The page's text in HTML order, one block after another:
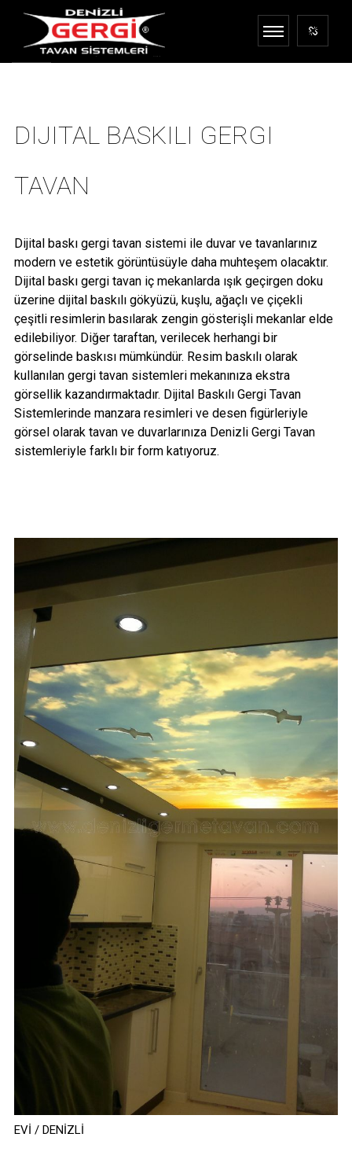
DIJITAL BASKILI GERGI
TAVAN
Dijital baskı gergi tavan sistemi ile duvar ve tavanlarınız
modern ve estetik görüntüsüyle daha muhteşem olacaktır.
Dijital baskı gergi tavan iç mekanlarda ışık geçirgen doku
üzerine dijital baskılı gökyüzü, kuşlu, ağaçlı ve çiçekli
çeşitli resimlerin basılarak zengin gösterişli mekanlar elde
edilebiliyor. Diğer taraftan, verilecek herhangi bir
görselinde baskısı mümkündür. Resim baskılı olarak
kullanılan gergi tavan sistemleri mekanınıza ekstra
görsellik kazandırmaktadır. Dijital Baskılı Gergi Tavan
Sistemlerinde manzara resimleri ve desen figürleriyle
görsel olarak tavan ve duvarlarınıza Denizli Gergi Tavan
sistemleriyle farklı bir form katıyoruz.
EVİ / DENİZLİ